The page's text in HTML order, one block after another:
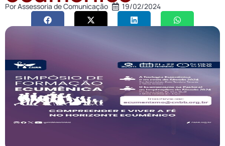
PorAssessoria de Comunicação 19/02/2024